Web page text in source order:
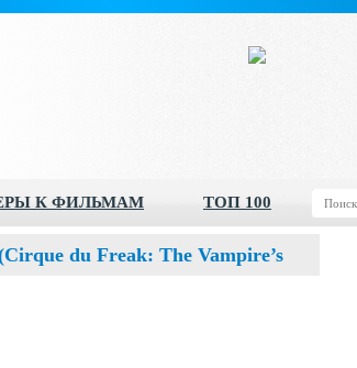
К ФИЛЬМАМ ТОП 100
du Freak: The Vampire’s